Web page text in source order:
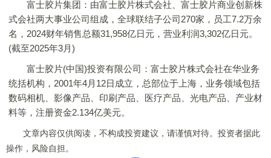
富士胶片集团：由富士胶片株式会社、富士胶片商业创新株
式会社两大事业公司组成，全球联结子公司270家，员工7.2万余
名，2024财年销售总额31,958亿日元，营业利润3,302亿日元。
(截至2025年3月)
富士胶片(中国)投资有限公司：富士胶片株式会社在华业务
统括机构，2001年4月12日成立，总部位于上海，业务领域包括
数码相机、影像产品、印刷产品、医疗产品、光电产品、产业材
料等，注册资金2.134亿美元。
文章内容仅供阅读，不构成投资建议，请谨慎对待。投资者据此
操作，风险自担。